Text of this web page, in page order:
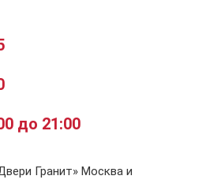
до 21:00
Гранит» Москва и